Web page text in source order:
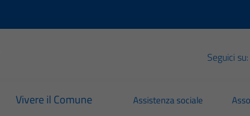
Seguici su:
Vivere il Comune Assistenza sociale